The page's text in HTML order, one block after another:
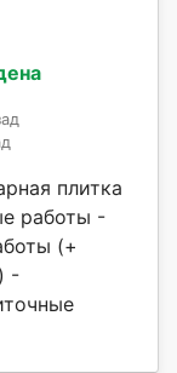
плитка
работы -
(+
-